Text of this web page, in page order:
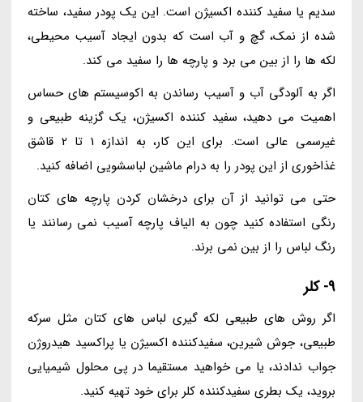
سدیم یا سفید کننده اکسیژن است. این یک پودر سفید، ساخته
شده از نمک، گچ و آب است که بدون ایجاد آسیب محیطی،
لکه ها را از بین می برد و پارچه ها را سفید می کند.
اگر به آلودگی آب و آسیب رساندن به اکوسیستم های حساس
اهمیت می دهید، سفید کننده اکسیژن، یک گزینه طبیعی و
غیرسمی عالی است. برای این کار، به اندازه 1 تا 2 قاشق
غذاخوری از این پودر را به درام ماشین لباسشویی اضافه کنید.
حتی می توانید از آن برای درخشان کردن پارچه های کتان
رنگی استفاده کنید چون به الیاف پارچه آسیب نمی رسانند یا
رنگ لباس را از بین نمی برند.
9- کلر
اگر روش های طبیعی لکه گیری لباس های کتان مثل سرکه
طبیعی، جوش شیرین، سفیدکننده اکسیژن یا پراکسید هیدروژن
جواب ندادند، یا می خواهید مستقیما در پی محلول شیمیایی
بروید، یک بطری سفیدکننده کلر برای خود تهیه کنید.